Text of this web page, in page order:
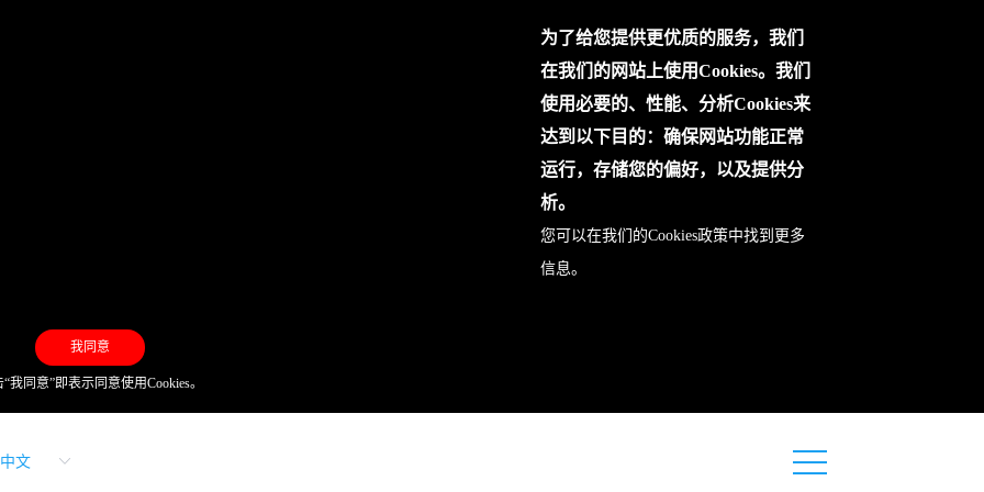
为了给您提供更优质的服务，我们
在我们的网站上使用Cookies。我们
使用必要的、性能、分析Cookies来
达到以下目的：确保网站功能正常
运行，存储您的偏好，以及提供分
析。
您可以在我们的Cookies政策中找到更多
信息。
我同意
我同意”即表示同意使用Cookies。